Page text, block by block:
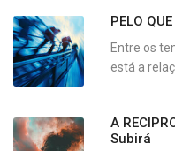
PELO
Entre os
está a
A
Subirá